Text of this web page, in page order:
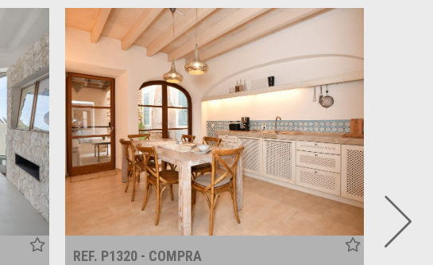
REF. P1320 - COMPRA